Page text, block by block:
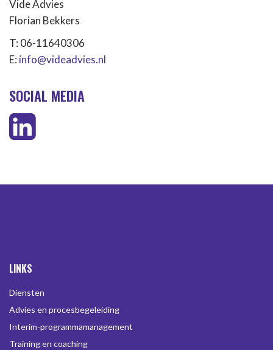
Vide Advies
Florian Bekkers
T: 06-11640306
E: info@videadvies.nl
SOCIAL MEDIA
LINKS
Diensten
Advies en procesbegeleiding
Interim-programmamanagement
Training en coaching